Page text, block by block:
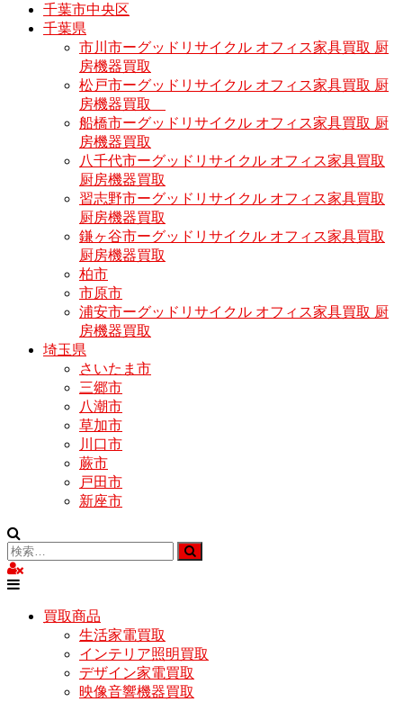
千葉市中央区
千葉県
市川市ーグッドリサイクル オフィス家具買取 厨
房機器買取
松戸市ーグッドリサイクル オフィス家具買取 厨
房機器買取
船橋市ーグッドリサイクル オフィス家具買取 厨
房機器買取
八千代市ーグッドリサイクル オフィス家具買取
厨房機器買取
習志野市ーグッドリサイクル オフィス家具買取
厨房機器買取
鎌ヶ谷市ーグッドリサイクル オフィス家具買取
厨房機器買取
柏市
市原市
浦安市ーグッドリサイクル オフィス家具買取 厨
房機器買取
埼玉県
さいたま市
三郷市
八潮市
草加市
川口市
蕨市
戸田市
新座市
買取商品
生活家電買取
インテリア照明買取
デザイン家電買取
映像音響機器買取